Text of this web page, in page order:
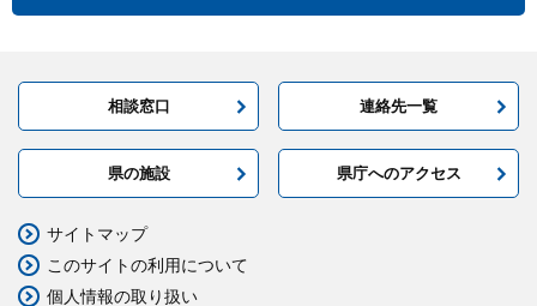
相談窓口 連絡先一覧
県の施設 県庁へのアクセス
サイトマップ
このサイトの利用について
個人情報の取り扱い